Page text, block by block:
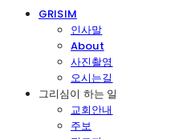
GRISIM
인사말
About
사진촬영
오시는길
그리심이 하는 일
교회안내
주보